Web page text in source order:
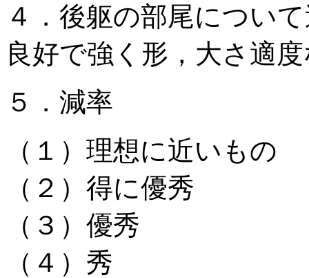
４．後躯の部尾につい
良好で強く形，大さ適
５．減率
（１）理想に近い
（２）得に優
（３）優秀
（４）秀